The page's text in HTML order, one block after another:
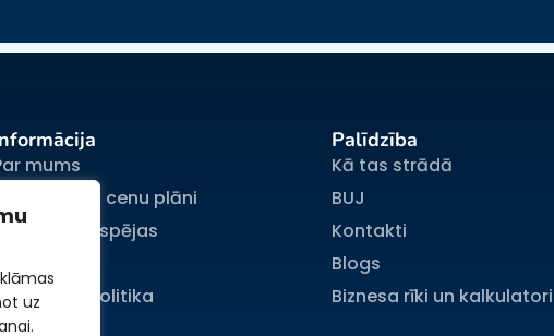
uz
mums
Sludinajumu cenu plāni
iespējas
politika
Palīdzība
Kā tas strādā
BUJ
Kontakti
Blogs
Biznesa rīki un kalkulatori